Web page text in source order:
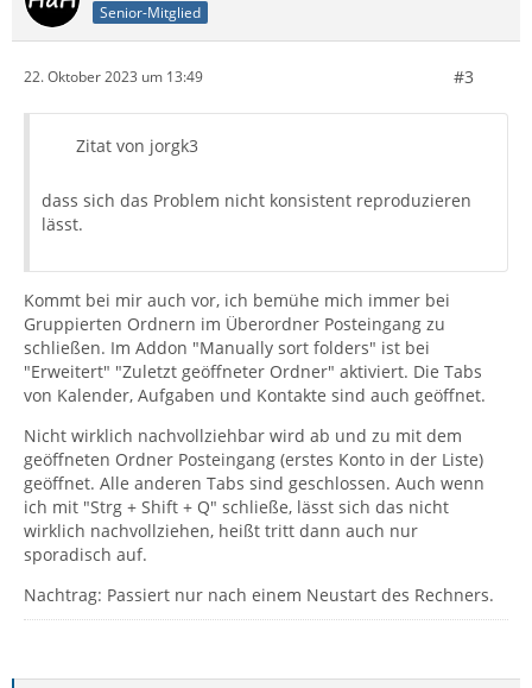
Senior-Mitglied
22. Oktober 2023 um 13:49 #3
Zitat von jorgk3
dass sich das Problem nicht konsistent reproduzieren
lässt.
Kommt bei mir auch vor, ich bemühe mich immer bei
Gruppierten Ordnern im Überordner Posteingang zu
schließen. Im Addon "Manually sort folders" ist bei
"Erweitert" "Zuletzt geöffneter Ordner" aktiviert. Die Tabs
von Kalender, Aufgaben und Kontakte sind auch geöffnet.
Nicht wirklich nachvollziehbar wird ab und zu mit dem
geöffneten Ordner Posteingang (erstes Konto in der Liste)
geöffnet. Alle anderen Tabs sind geschlossen. Auch wenn
ich mit "Strg + Shift + Q" schließe, lässt sich das nicht
wirklich nachvollziehen, heißt tritt dann auch nur
sporadisch auf.
Nachtrag: Passiert nur nach einem Neustart des Rechners.